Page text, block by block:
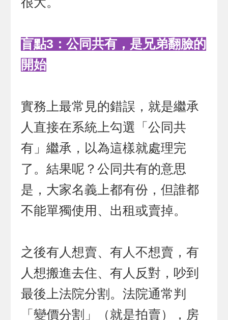
盲點3：公同共有，是兄弟翻臉的
開始
實務上最常見的錯誤，就是繼承
人直接在系統上勾選「公同共
有」繼承，以為這樣就處理完
了。結果呢？公同共有的意思
是，大家名義上都有份，但誰都
不能單獨使用、出租或賣掉。
之後有人想賣、有人不想賣，有
人想搬進去住、有人反對，吵到
最後上法院分割。法院通常判
「變價分割」（就是拍賣），房